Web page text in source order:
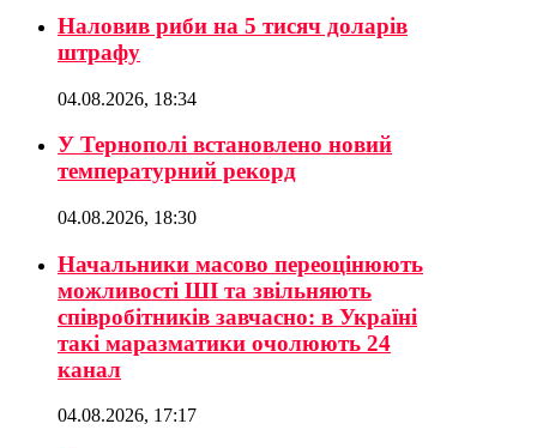
Наловив риби на 5 тисяч доларів
штрафу
04.08.2026, 18:34
У Тернополі встановлено новий
температурний рекорд
04.08.2026, 18:30
Начальники масово переоцінюють
можливості ШІ та звільняють
співробітників завчасно: в Україні
такі маразматики очолюють 24
канал
04.08.2026, 17:17